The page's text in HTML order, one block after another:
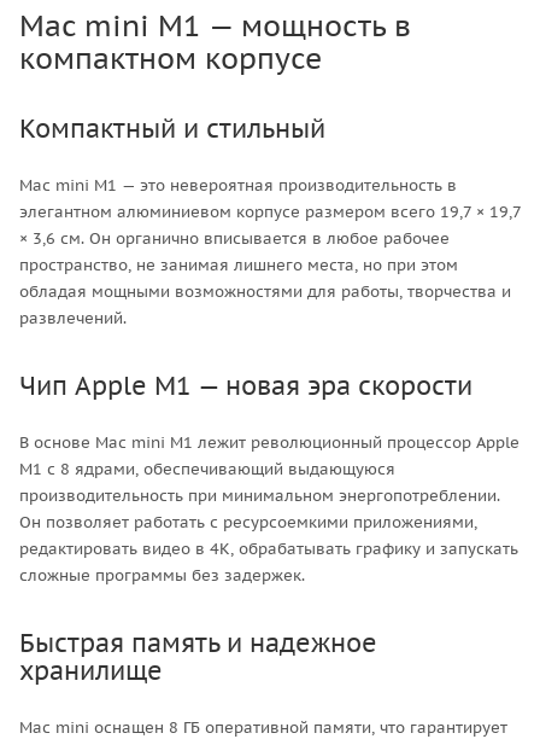
Mac mini M1 — мощность в
компактном корпусе
Компактный и стильный
Mac mini M1 — это невероятная производительность в
элегантном алюминиевом корпусе размером всего 19,7 × 19,7
× 3,6 см. Он органично вписывается в любое рабочее
пространство, не занимая лишнего места, но при этом
обладая мощными возможностями для работы, творчества и
развлечений.
Чип Apple M1 — новая эра скорости
В основе Mac mini M1 лежит революционный процессор Apple
M1 с 8 ядрами, обеспечивающий выдающуюся
производительность при минимальном энергопотреблении.
Он позволяет работать с ресурсоемкими приложениями,
редактировать видео в 4K, обрабатывать графику и запускать
сложные программы без задержек.
Быстрая память и надежное
хранилище
Mac mini оснащен 8 ГБ оперативной памяти, что гарантирует